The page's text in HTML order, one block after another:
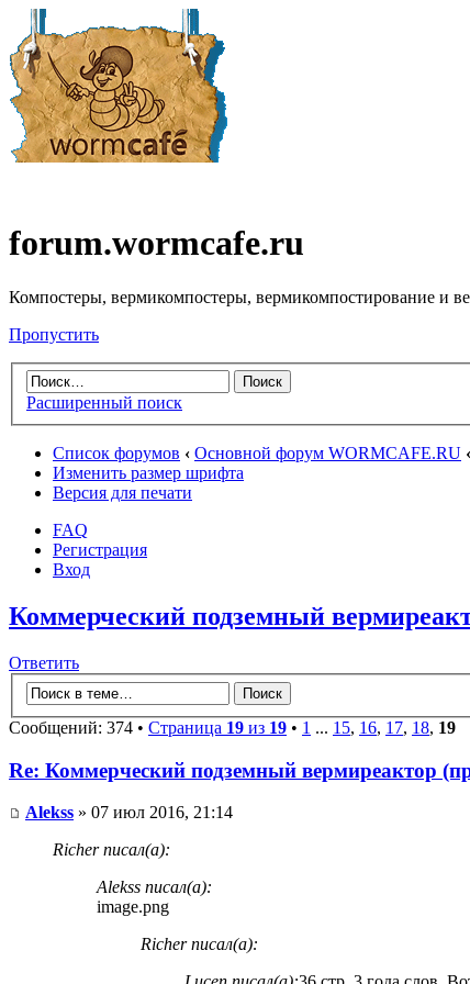
forum.wormcafe.ru
Компостеры, вермикомпостеры, вермикомпостирование и
Пропустить
Расширенный поиск
Список форумов ‹ Основной форум WORMCAFE.RU ‹
Изменить размер шрифта
Версия для печати
FAQ
Регистрация
Вход
Коммерческий подземный
Ответить
Сообщений: 374 • Страница 19 из 19 • 1 ... 15, 16, 17, 18, 19
Re: Коммерческий подземный вермиреактор
Alekss » 07 июл 2016, 21:14
Richer писал(а):
Alekss писал(а):
image.png
Richer писал(а):